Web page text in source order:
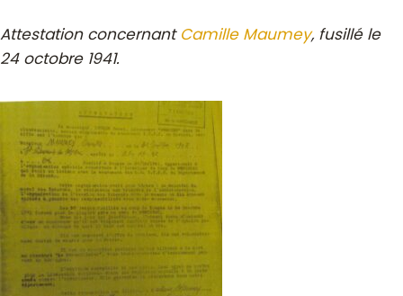
Attestation concernant Camille Maumey, fusillé le
24 octobre 1941.